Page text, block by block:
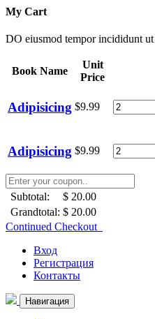
My Cart
DO eiusmod tempor incididunt
Book Name
Unit
Price
Adipisicing $9.99
Adipisicing $9.99
Subtotal:
$ 20.00
Grandtotal: $ 20.00
Continued Checkout
Вход
Регистрация
Контакты
Навигация